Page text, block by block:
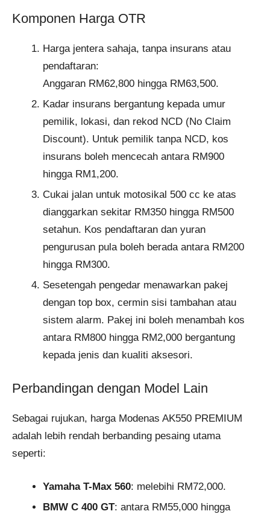
Komponen Harga OTR
Harga jentera sahaja, tanpa insurans atau
pendaftaran:
Anggaran RM62,800 hingga RM63,500.
Kadar insurans bergantung kepada umur
pemilik, lokasi, dan rekod NCD (No Claim
Discount). Untuk pemilik tanpa NCD, kos
insurans boleh mencecah antara RM900
hingga RM1,200.
Cukai jalan untuk motosikal 500 cc ke atas
dianggarkan sekitar RM350 hingga RM500
setahun. Kos pendaftaran dan yuran
pengurusan pula boleh berada antara RM200
hingga RM300.
Sesetengah pengedar menawarkan pakej
dengan top box, cermin sisi tambahan atau
sistem alarm. Pakej ini boleh menambah kos
antara RM800 hingga RM2,000 bergantung
kepada jenis dan kualiti aksesori.
Perbandingan dengan Model Lain
Sebagai rujukan, harga Modenas AK550 PREMIUM
adalah lebih rendah berbanding pesaing utama
seperti:
Yamaha T-Max 560: melebihi RM72,000.
BMW C 400 GT: antara RM55,000 hingga